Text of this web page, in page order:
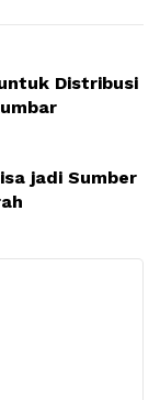
Distribusi
jadi Sumber